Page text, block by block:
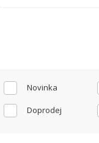
Novinka
Doprodej